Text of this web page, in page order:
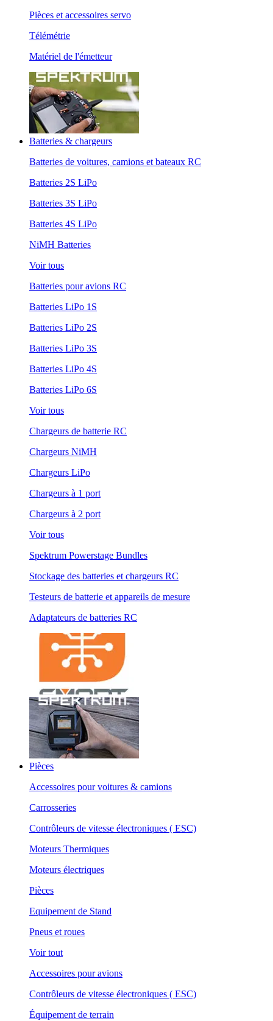
Pièces et accessoires servo
Télémétrie
Matériel de l'émetteur
Batteries & chargeurs
Batteries de voitures, camions et bateaux RC
Batteries 2S LiPo
Batteries 3S LiPo
Batteries 4S LiPo
NiMH Batteries
Voir tous
Batteries pour avions RC
Batteries LiPo 1S
Batteries LiPo 2S
Batteries LiPo 3S
Batteries LiPo 4S
Batteries LiPo 6S
Voir tous
Chargeurs de batterie RC
Chargeurs NiMH
Chargeurs LiPo
Chargeurs à 1 port
Chargeurs à 2 port
Voir tous
Spektrum Powerstage Bundles
Stockage des batteries et chargeurs RC
Testeurs de batterie et appareils de mesure
Adaptateurs de batteries RC
Pièces
Accessoires pour voitures & camions
Carrosseries
Contrôleurs de vitesse électroniques ( ESC)
Moteurs Thermiques
Moteurs électriques
Pièces
Equipement de Stand
Pneus et roues
Voir tout
Accessoires pour avions
Contrôleurs de vitesse électroniques ( ESC)
Équipement de terrain